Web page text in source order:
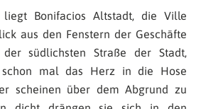
Bonifacios Altstadt, die Ville
aus den Fenstern der Geschäfte
südlichsten Straße der Stadt,
mal das Herz in die Hose
scheinen über dem Abgrund zu